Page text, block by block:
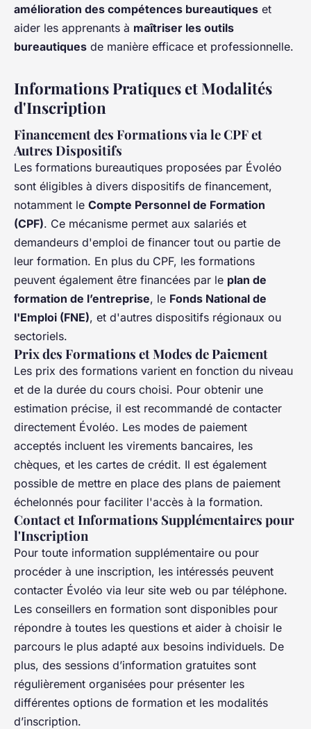
amélioration des compétences bureautiques et
aider les apprenants à maîtriser les outils
bureautiques de manière efficace et professionnelle.
Informations Pratiques et Modalités
d'Inscription
Financement des Formations via le CPF et
Autres Dispositifs
Les formations bureautiques proposées par Évoléo
sont éligibles à divers dispositifs de financement,
notamment le Compte Personnel de Formation
(CPF). Ce mécanisme permet aux salariés et
demandeurs d'emploi de financer tout ou partie de
leur formation. En plus du CPF, les formations
peuvent également être financées par le plan de
formation de l’entreprise, le Fonds National de
l'Emploi (FNE), et d'autres dispositifs régionaux ou
sectoriels.
Prix des Formations et Modes de Paiement
Les prix des formations varient en fonction du niveau
et de la durée du cours choisi. Pour obtenir une
estimation précise, il est recommandé de contacter
directement Évoléo. Les modes de paiement
acceptés incluent les virements bancaires, les
chèques, et les cartes de crédit. Il est également
possible de mettre en place des plans de paiement
échelonnés pour faciliter l'accès à la formation.
Contact et Informations Supplémentaires pour
l'Inscription
Pour toute information supplémentaire ou pour
procéder à une inscription, les intéressés peuvent
contacter Évoléo via leur site web ou par téléphone.
Les conseillers en formation sont disponibles pour
répondre à toutes les questions et aider à choisir le
parcours le plus adapté aux besoins individuels. De
plus, des sessions d’information gratuites sont
régulièrement organisées pour présenter les
différentes options de formation et les modalités
d’inscription.